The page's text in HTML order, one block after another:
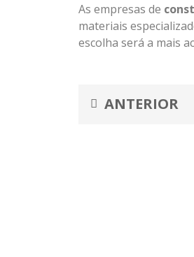
As empresas de
materiais
escolha será a mais
ANTERIOR